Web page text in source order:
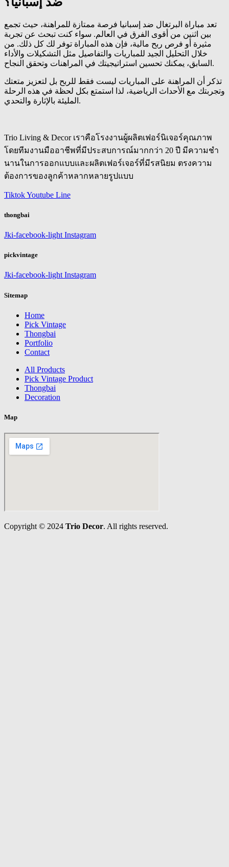
تعد مباراة البرتغال ضد إسبانيا فرصة ممتازة للمراهنة، حيث تجمع
بين اثنين من أقوى الفرق في العالم. سواء كنت تبحث عن تجربة
مثيرة أو فرص ربح مالية، فإن هذه المباراة توفر لك كل ذلك. من
خلال التحليل الجيد للمباريات والتفاصيل مثل التشكيلات والأداء
السابق، يمكنك تحسين استراتيجيتك في المراهنات وتحقق النجاح.
تذكر أن المراهنة على المباريات ليست فقط للربح بل لتعزيز متعتك
وتجربتك مع الأحداث الرياضية، لذا استمتع بكل لحظة في هذه الرحلة
المليئة بالإثارة والتحدي.
Trio Living & Decor เราคือโรงงานผู้ผลิตเฟอร์นิเจอร์คุณภาพ
โดยทีมงานมืออาชีพที่มีประสบการณ์มากกว่า 20 ปี มีความชำ
นานในการออกแบบและผลิตเฟอร์เจอร์ที่มีรสนิยม ตรงความ
ต้องการของลูกค้าหลากหลายรูปแบบ
TiktokYoutube Line
thongbai
Jki-facebook-light Instagram
pickvintage
Jki-facebook-light Instagram
Sitemap
Home
Pick Vintage
Thongbai
Portfolio
Contact
All Products
Pick Vintage Product
Thongbai
Decoration
Map
Copyright © 2024 Trio Decor. All rights reserved.